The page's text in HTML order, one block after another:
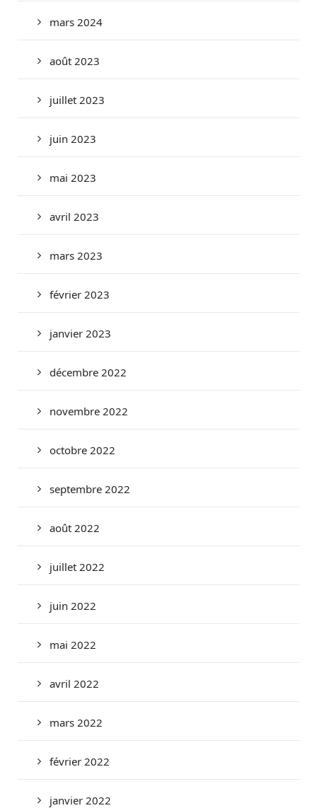
mars 2024
août 2023
juillet 2023
juin 2023
mai 2023
avril 2023
mars 2023
février 2023
janvier 2023
décembre 2022
novembre 2022
octobre 2022
septembre 2022
août 2022
juillet 2022
juin 2022
mai 2022
avril 2022
mars 2022
février 2022
janvier 2022